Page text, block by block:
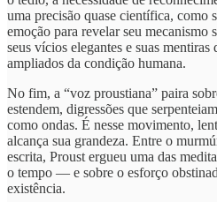
uma precisão quase científica, como
emoção para revelar seu mecanismo
seus vícios elegantes e suas mentiras
ampliados da condição humana.
No fim, a “voz proustiana” paira
estendem, digressões que
como ondas. É nesse movimento,
alcança sua grandeza. Entre o
escrita, Proust ergueu uma das
o tempo — e sobre o esforço
existência.